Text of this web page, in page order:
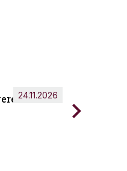
2026
24.11.2026